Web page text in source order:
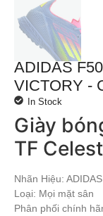
ADIDAS
VICTORY -
In Stock
Giày
TF
Nhãn Hiệu: ADIDAS
Loại: Mọi mặt sân
Phân phối chính